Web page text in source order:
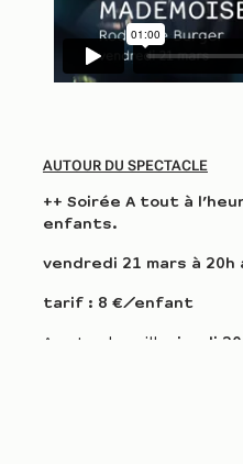
AUTOUR DU SPECTACLE
++ Soirée A tout à
enfants.
vendredi 21 mars à 20h
tarif : 8 €/enfant
A noter la veille, jeudi